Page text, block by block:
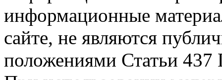
информационные
сайте, не являются
положениями Статьи 437